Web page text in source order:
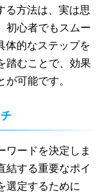
る方法は、実は思
初心者でもスムー
体的なステップを
踏むことで、効果
可能です。
ワードを決定しま
結する重要なポイ
選定するために